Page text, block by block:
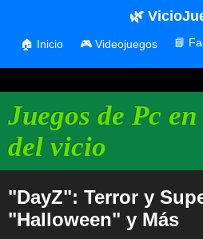
Juegos de Pc
del vicio
🌿
🏠 Inicio 🎮 Videojuegos 📘
"DayZ": Terror y
"Halloween" y Más